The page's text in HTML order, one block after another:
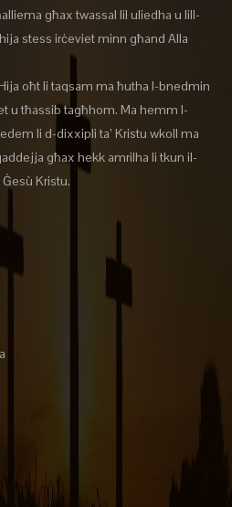
għax twassal lil uliedha u lill-
stess irċeviet minn għand Alla
oħt li taqsam ma ħutha l-bnedmin
u tħassib tagħhom. Ma hemm l-
li d-dixxipli ta’ Kristu wkoll ma
għax hekk amrilha li tkun il-
Kristu.